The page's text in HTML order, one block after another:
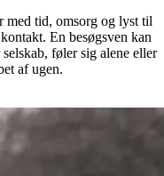
med tid, omsorg og lyst til
En besøgsven kan
føler sig alene eller
af ugen.